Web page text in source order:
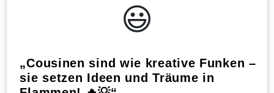
😃️
„Cousinen sind wie kreative Funken –
sie setzen Ideen und Träume in